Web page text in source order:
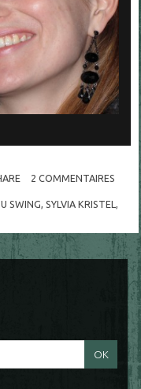
2 COMMENTAIRES
SWING ,SYLVIA KRISTEL